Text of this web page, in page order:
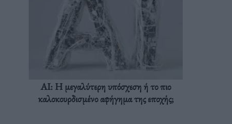
AI: Η μεγαλύτερη υπόσχεση ή το πιο
καλοκουρδισμένο αφήγημα της εποχής;